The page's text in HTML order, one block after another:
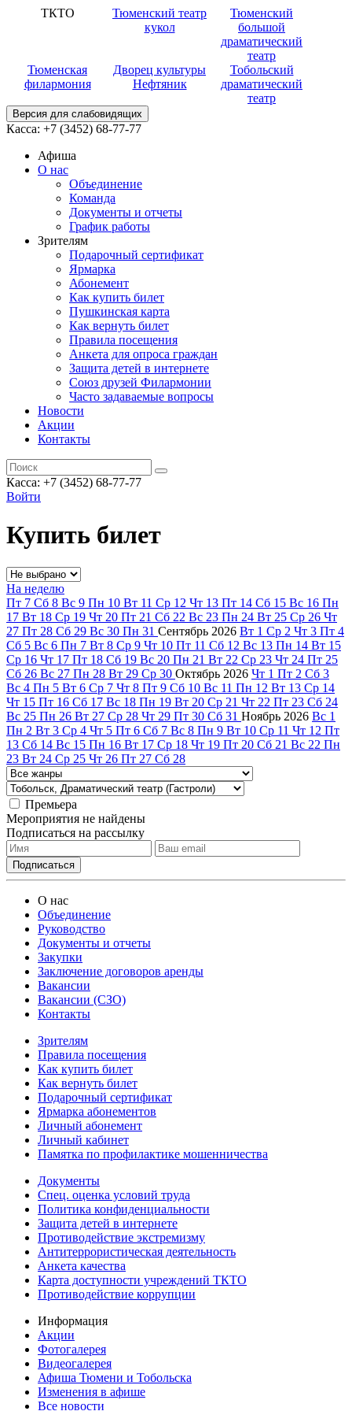
ТКТО
Тюменский театр
кукол
Тюменский
большой
драматический
театр
Тюменская
филармония
Дворец культуры
Нефтяник
Тобольский
драматический
театр
Версия для слабовидящих
Касса: +7 (3452) 68-77-77
Афиша
О нас
Объединение
Команда
Документы и отчеты
График работы
Зрителям
Подарочный сертификат
Ярмарка
Абонемент
Как купить билет
Пушкинская карта
Как вернуть билет
Правила посещения
Анкета для опроса граждан
Защита детей в интернете
Союз друзей Филармонии
Часто задаваемые вопросы
Новости
Акции
Контакты
Касса: +7 (3452) 68-77-77
Войти
Купить билет
На неделю
Пт 7 Сб 8 Вс 9 Пн 10 Вт 11 Ср 12 Чт 13 Пт 14 Сб 15 Вс 16 Пн
17 Вт 18 Ср 19 Чт 20 Пт 21 Сб 22 Вс 23 Пн 24 Вт 25 Ср 26 Чт
27 Пт 28 Сб 29 Вс 30 Пн 31 Сентябрь 2026 Вт 1 Ср 2 Чт 3 Пт 4
Сб 5 Вс 6 Пн 7 Вт 8 Ср 9 Чт 10 Пт 11 Сб 12 Вс 13 Пн 14 Вт 15
Ср 16 Чт 17 Пт 18 Сб 19 Вс 20 Пн 21 Вт 22 Ср 23 Чт 24 Пт 25
Сб 26 Вс 27 Пн 28 Вт 29 Ср 30 Октябрь 2026 Чт 1 Пт 2 Сб 3
Вс 4 Пн 5 Вт 6 Ср 7 Чт 8 Пт 9 Сб 10 Вс 11 Пн 12 Вт 13 Ср 14
Чт 15 Пт 16 Сб 17 Вс 18 Пн 19 Вт 20 Ср 21 Чт 22 Пт 23 Сб 24
Вс 25 Пн 26 Вт 27 Ср 28 Чт 29 Пт 30 Сб 31 Ноябрь 2026 Вс 1
Пн 2 Вт 3 Ср 4 Чт 5 Пт 6 Сб 7 Вс 8 Пн 9 Вт 10 Ср 11 Чт 12 Пт
13 Сб 14 Вс 15 Пн 16 Вт 17 Ср 18 Чт 19 Пт 20 Сб 21 Вс 22 Пн
23 Вт 24 Ср 25 Чт 26 Пт 27 Сб 28
Премьера
Мероприятия не найдены
Подписаться на рассылку
О нас
Объединение
Руководство
Документы и отчеты
Закупки
Заключение договоров аренды
Вакансии
Вакансии (СЗО)
Контакты
Зрителям
Правила посещения
Как купить билет
Как вернуть билет
Подарочный сертификат
Ярмарка абонементов
Личный абонемент
Личный кабинет
Памятка по профилактике мошенничества
Документы
Спец. оценка условий труда
Политика конфиденциальности
Защита детей в интернете
Противодействие экстремизму
Антитеррористическая деятельность
Анкета качества
Карта доступности учреждений ТКТО
Противодействие коррупции
Информация
Акции
Фотогалерея
Видеогалерея
Афиша Тюмени и Тобольска
Изменения в афише
Все новости